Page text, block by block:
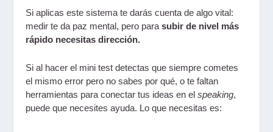
Si aplicas este sistema te darás cuenta de algo vital:
medir te da paz mental, pero parasubir de nivel más
rápido necesitas dirección.
Si al hacer el mini test detectas que siempre cometes
el mismo error pero no sabes por qué, o te faltan
herramientas para conectar tus ideas en elspeaking,
puede que necesites ayuda. Lo que necesitas es: